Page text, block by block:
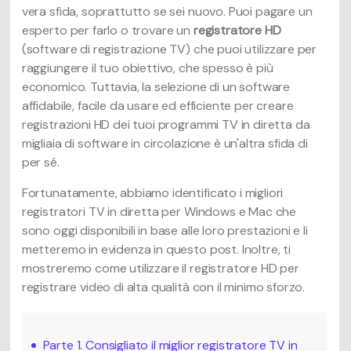
vera sfida, soprattutto se sei nuovo. Puoi pagare un
esperto per farlo o trovare un registratore HD
(software di registrazione TV) che puoi utilizzare per
raggiungere il tuo obiettivo, che spesso è più
economico. Tuttavia, la selezione di un software
affidabile, facile da usare ed efficiente per creare
registrazioni HD dei tuoi programmi TV in diretta da
migliaia di software in circolazione è un'altra sfida di
per sé.
Fortunatamente, abbiamo identificato i migliori
registratori TV in diretta per Windows e Mac che
sono oggi disponibili in base alle loro prestazioni e li
metteremo in evidenza in questo post. Inoltre, ti
mostreremo come utilizzare il registratore HD per
registrare video di alta qualità con il minimo sforzo.
Parte 1. Consigliato il miglior registratore TV in